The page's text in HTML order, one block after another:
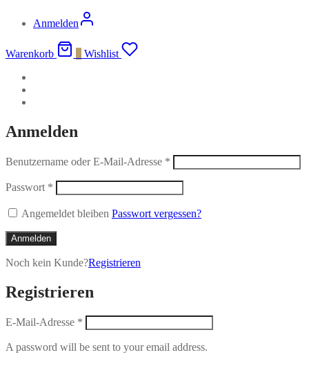
Anmelden
Warenkorb Wishlist
Anmelden
Benutzername oder E-Mail-Adresse *
Passwort *
Angemeldet bleiben Passwort vergessen?
Anmelden
Noch kein Kunde?Registrieren
Registrieren
E-Mail-Adresse *
A password will be sent to your email address.